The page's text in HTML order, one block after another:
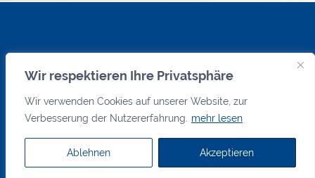
Wir respektieren Ihre Privatsphäre
Wir verwenden Cookies auf unserer Website, zur
Verbesserung der Nutzererfahrung.
mehr lesen
Ablehnen Akzeptieren
2026 hurenanzeiger.com
WordPress-Theme: Smartline von ThemeZee.